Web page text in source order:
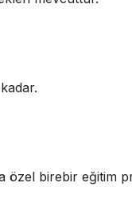
özel birebir eğitim